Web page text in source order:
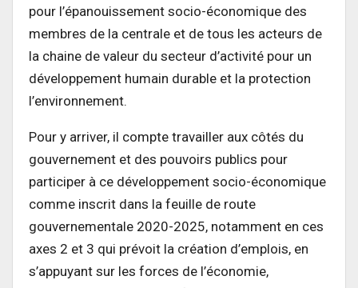
pour l’épanouissement socio-économique des
membres de la centrale et de tous les acteurs de
la chaine de valeur du secteur d’activité pour un
développement humain durable et la protection
l’environnement.
Pour y arriver, il compte travailler aux côtés du
gouvernement et des pouvoirs publics pour
participer à ce développement socio-économique
comme inscrit dans la feuille de route
gouvernementale 2020-2025, notamment en ces
axes 2 et 3 qui prévoit la création d’emplois, en
s’appuyant sur les forces de l’économie,